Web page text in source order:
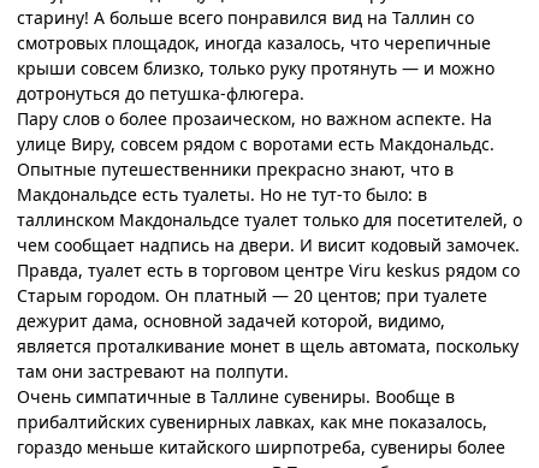
старину! А больше всего понравился вид на Таллин со
смотровых площадок, иногда казалось, что черепичные
крыши совсем близко, только руку протянуть — и можно
дотронуться до петушка-флюгера.
Пару слов о более прозаическом, но важном аспекте. На
улице Виру, совсем рядом с воротами есть Макдональдс.
Опытные путешественники прекрасно знают, что в
Макдональдсе есть туалеты. Но не тут-то было: в
таллинском Макдональдсе туалет только для посетителей, о
чем сообщает надпись на двери. И висит кодовый замочек.
Правда, туалет есть в торговом центре Viru keskus рядом со
Старым городом. Он платный — 20 центов; при туалете
дежурит дама, основной задачей которой, видимо,
является проталкивание монет в щель автомата, поскольку
там они застревают на полпути.
Очень симпатичные в Таллине сувениры. Вообще в
прибалтийских сувенирных лавках, как мне показалось,
гораздо меньше китайского ширпотреба, сувениры более